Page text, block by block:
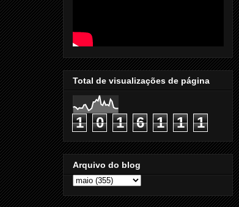
Total de visualizações de página
1 0 1 6 1 1 1
Arquivo do blog